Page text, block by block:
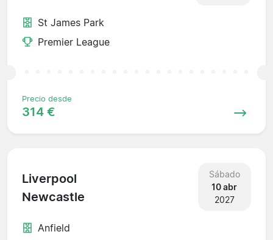
St James Park
Premier League
Precio desde
314 €
Liverpool
Newcastle
Sábado
10 abr
2027
Anfield